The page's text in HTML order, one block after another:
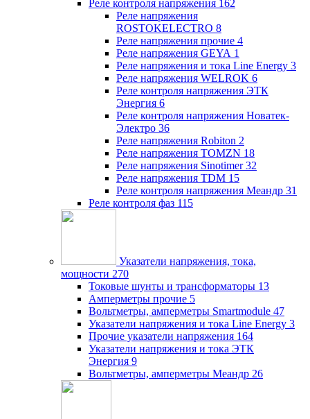
Реле контроля напряжения 162
Реле напряжения
ROSTOKELECTRO 8
Реле напряжения прочие 4
Реле напряжения GEYA 1
Реле напряжения и тока Line Energy 3
Реле напряжения WELROK 6
Реле контроля напряжения ЭТК
Энергия 6
Реле контроля напряжения Новатек-
Электро 36
Реле напряжения Robiton 2
Реле напряжения TOMZN 18
Реле напряжения Sinotimer 32
Реле напряжения TDM 15
Реле контроля напряжения Меандр 31
Реле контроля фаз 115
Указатели напряжения, тока,
мощности 270
Токовые шунты и трансформаторы 13
Амперметры прочие 5
Вольтметры, амперметры Smartmodule 47
Указатели напряжения и тока Line Energy 3
Прочие указатели напряжения 164
Указатели напряжения и тока ЭТК
Энергия 9
Вольтметры, амперметры Меандр 26